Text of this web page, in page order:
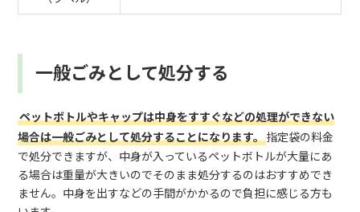
一般ごみとして処分する
ペットボトルやキャップは中身をすすぐなどの処理ができない
場合は一般ごみとして処分することになります。指定袋の料金
で処分できますが、中身が入っているペットボトルが大量にあ
る場合は重量が大きいのでそのまま処分するのはおすすめでき
ません。中身を出すなどの手間がかかるので負担に感じる方も